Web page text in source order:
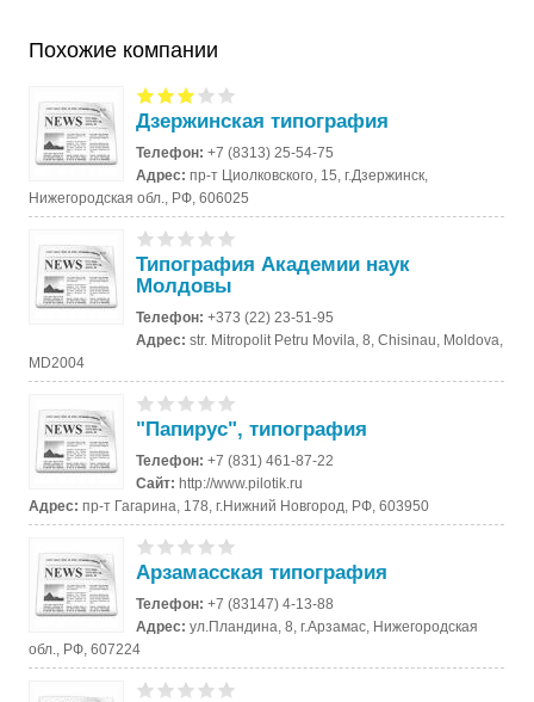
Похожие компании
Дзержинская типография
Телефон:+7 (8313) 25-54-75
Адрес:пр-т Циолковского, 15, г.Дзержинск,
Нижегородская обл., РФ, 606025
Типография Академии наук
Молдовы
Телефон:+373 (22) 23-51-95
Адрес:str. Mitropolit Petru Movila, 8, Chisinau, Moldova,
MD2004
"Папирус", типография
Телефон:+7 (831) 461-87-22
Сайт:http://www.pilotik.ru
Адрес:пр-т Гагарина, 178, г.Нижний Новгород, РФ, 603950
Арзамасская типография
Телефон:+7 (83147) 4-13-88
Адрес:ул.Пландина, 8, г.Арзамас, Нижегородская
обл., РФ, 607224